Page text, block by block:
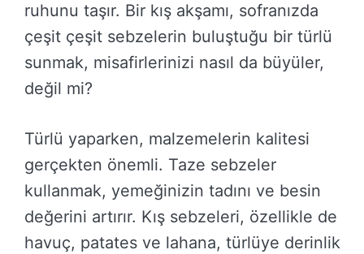
ruhunu taşır. Bir kış akşamı, sofranızda
çeşit çeşit sebzelerin buluştuğu bir türlü
sunmak, misafirlerinizi nasıl da büyüler,
değil mi?
Türlü yaparken, malzemelerin kalitesi
gerçekten önemli. Taze sebzeler
kullanmak, yemeğinizin tadını ve besin
değerini artırır. Kış sebzeleri, özellikle de
havuç, patates ve lahana, türlüye derinlik